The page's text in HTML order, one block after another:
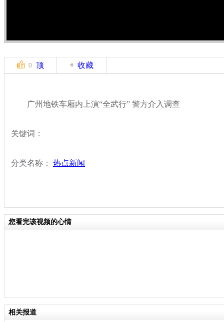
0 顶 收藏
广州地铁车厢内上演“全武行” 警方介入调查
关键词：
分类名称： 热点新闻
您看完该视频的心情
相关报道